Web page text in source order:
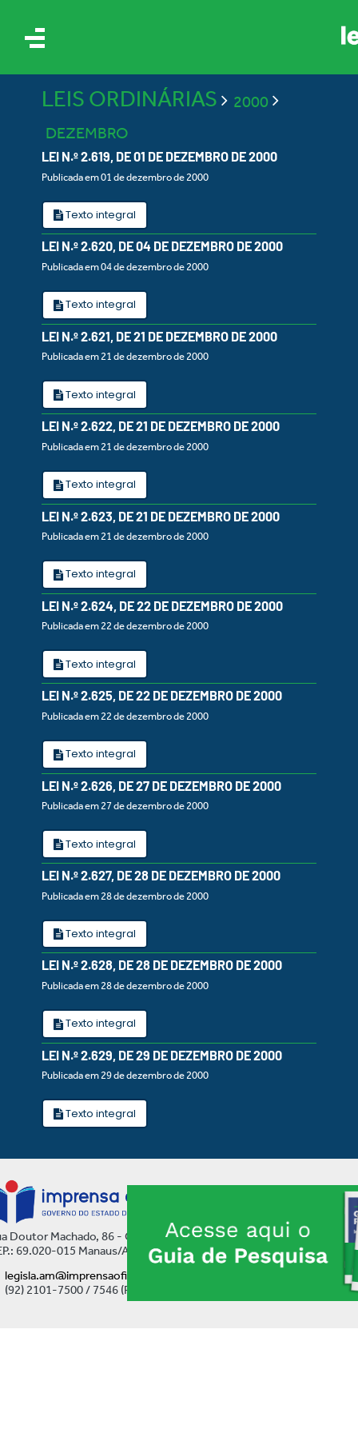
LEIS ORDINÁRIAS
2000
DEZEMBRO
LEI N.º 2.619, DE 01 DE DEZEMBRO DE 2000
Publicada em 01 de dezembro de 2000
Texto integral
LEI N.º 2.620, DE 04 DE DEZEMBRO DE 2000
Publicada em 04 de dezembro de 2000
Texto integral
LEI N.º 2.621, DE 21 DE DEZEMBRO DE 2000
Publicada em 21 de dezembro de 2000
Texto integral
LEI N.º 2.622, DE 21 DE DEZEMBRO DE 2000
Publicada em 21 de dezembro de 2000
Texto integral
LEI N.º 2.623, DE 21 DE DEZEMBRO DE 2000
Publicada em 21 de dezembro de 2000
Texto integral
LEI N.º 2.624, DE 22 DE DEZEMBRO DE 2000
Publicada em 22 de dezembro de 2000
Texto integral
LEI N.º 2.625, DE 22 DE DEZEMBRO DE 2000
Publicada em 22 de dezembro de 2000
Texto integral
LEI N.º 2.626, DE 27 DE DEZEMBRO DE 2000
Publicada em 27 de dezembro de 2000
Texto integral
LEI N.º 2.627, DE 28 DE DEZEMBRO DE 2000
Publicada em 28 de dezembro de 2000
Texto integral
LEI N.º 2.628, DE 28 DE DEZEMBRO DE 2000
Publicada em 28 de dezembro de 2000
Texto integral
LEI N.º 2.629, DE 29 DE DEZEMBRO DE 2000
Publicada em 29 de dezembro de 2000
Texto integral
Doutor Machado, 86 - Centro
69.020-015 Manaus/AM
legisla.am@imprensaoficial.am.gov.br
(92) 2101-7500 / 7546 (Ramal)